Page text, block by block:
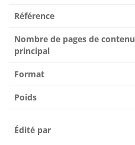
Référence
Nombre de pages de contenu
principal
Format
Poids
Édité par